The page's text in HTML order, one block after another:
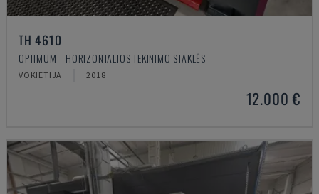
TH 4610
OPTIMUM - HORIZONTALIOS TEKINIMO STAKLĖS
VOKIETIJA 2018
12.000 €